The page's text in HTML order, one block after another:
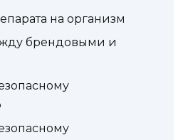
на организм
брендовыми и